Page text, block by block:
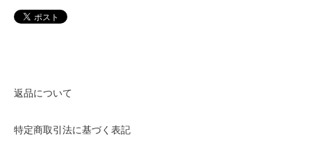
返品について
特定商取引法に基づく表記